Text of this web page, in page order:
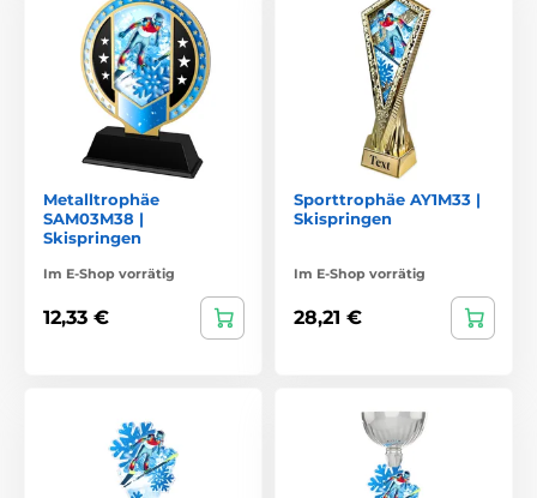
Metalltrophäe
SAM03M38 |
Skispringen
Im E-Shop vorrätig
12,33 €
Sporttrophäe AY1M33 |
Skispringen
Im E-Shop vorrätig
28,21 €